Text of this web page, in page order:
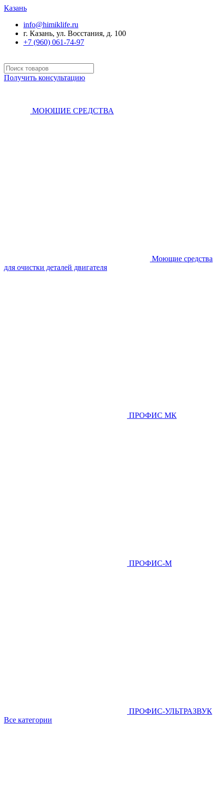
Казань
info@himiklife.ru
г. Казань, ул. Восстания, д. 100
+7 (960) 061-74-97
Получить консультацию
МОЮЩИЕ СРЕДСТВА
Моющие средства
для очистки деталей двигателя
ПРОФИС МК
ПРОФИС-М
ПРОФИС-УЛЬТРАЗВУК
Все категории